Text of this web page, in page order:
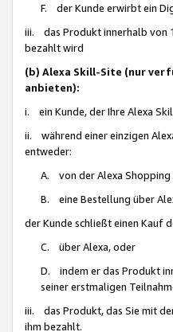
F. der Kunde erwirbt ein
iii. das Produkt innerhalb von
bezahlt wird
(b) Alexa Skill-Site (nur
anbieten):
i. ein Kunde, der Ihre Alexa
ii. während einer einzigen
entweder:
A. von der Alexa Shopping
B. eine Bestellung über
der Kunde schließt einen Kauf
C. über Alexa, oder
D. indem er das Produkt
seiner erstmaligen
iii. das Produkt, das Sie mit
ihm bezahlt.